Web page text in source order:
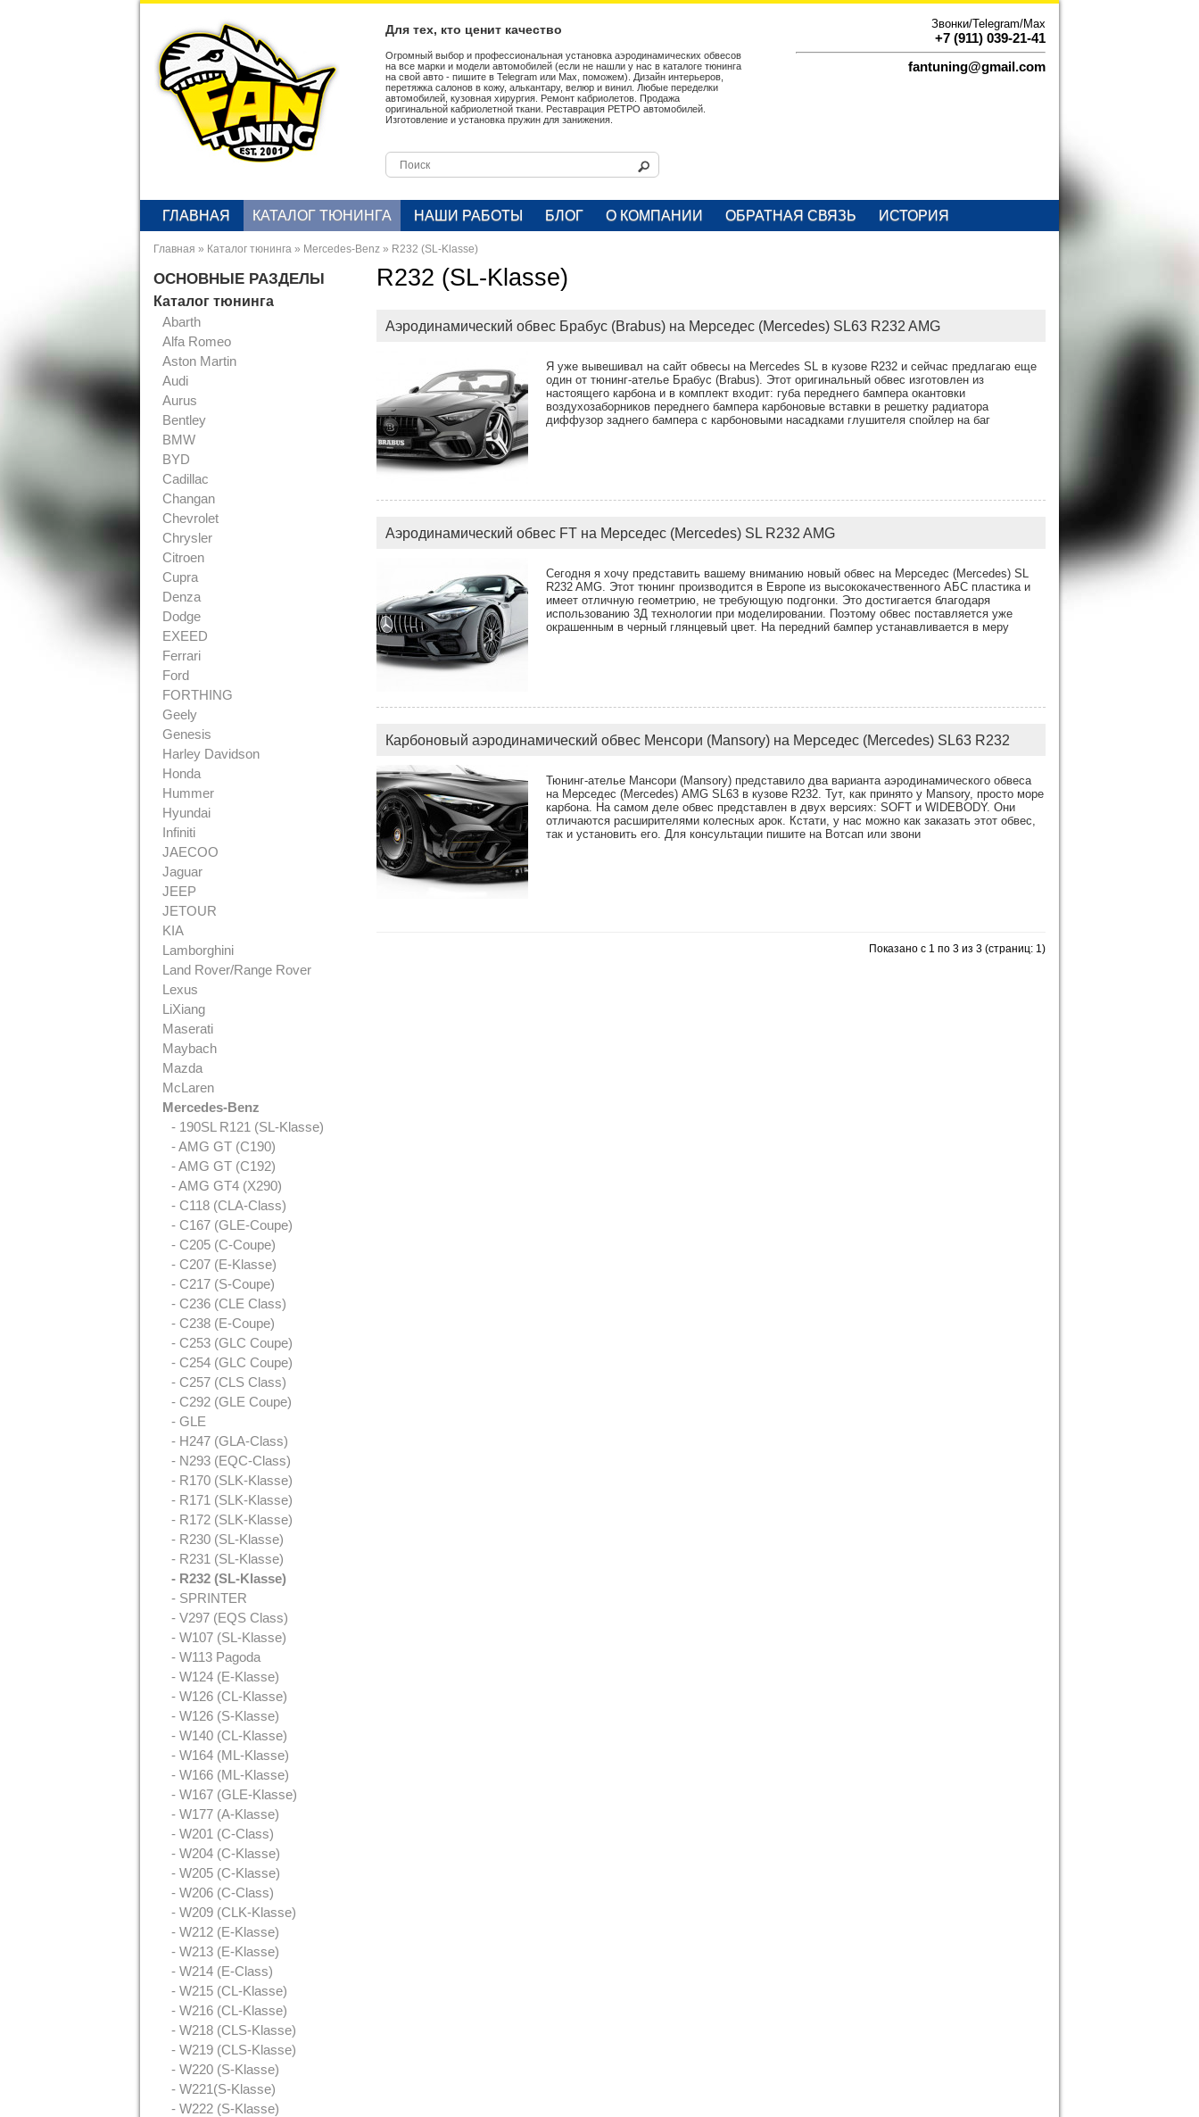
Для тех, кто ценит качество
Огромный выбор и профессиональная установка аэродинамических обвесов
на все марки и модели автомобилей (если не нашли у нас в каталоге тюнинга
на свой авто - пишите в Telegram или Max, поможем). Дизайн интерьеров,
перетяжка салонов в кожу, алькантару, велюр и винил. Любые переделки
автомобилей, кузовная хирургия. Ремонт кабриолетов. Продажа
оригинальной кабриолетной ткани. Реставрация РЕТРО автомобилей.
Изготовление и установка пружин для занижения.
Звонки/Telegram/Max
+7 (911) 039-21-41
fantuning@gmail.com
ГЛАВНАЯ КАТАЛОГ ТЮНИНГА НАШИ РАБОТЫ БЛОГ О КОМПАНИИ ОБРАТНАЯ СВЯЗЬ ИСТОРИЯ
Главная » Каталог тюнинга » Mercedes-Benz » R232 (SL-Klasse)
ОСНОВНЫЕ РАЗДЕЛЫ
Каталог тюнинга
Abarth
Alfa Romeo
Aston Martin
Audi
Aurus
Bentley
BMW
BYD
Cadillac
Changan
Chevrolet
Chrysler
Citroen
Cupra
Denza
Dodge
EXEED
Ferrari
Ford
FORTHING
Geely
Genesis
Harley Davidson
Honda
Hummer
Hyundai
Infiniti
JAECOO
Jaguar
JEEP
JETOUR
KIA
Lamborghini
Land Rover/Range Rover
Lexus
LiXiang
Maserati
Maybach
Mazda
McLaren
Mercedes-Benz
- 190SL R121 (SL-Klasse)
- AMG GT (C190)
- AMG GT (C192)
- AMG GT4 (X290)
- C118 (CLA-Class)
- C167 (GLE-Coupe)
- C205 (C-Coupe)
- C207 (E-Klasse)
- C217 (S-Coupe)
- C236 (CLE Class)
- C238 (E-Coupe)
- C253 (GLC Coupe)
- C254 (GLC Coupe)
- C257 (CLS Class)
- C292 (GLE Coupe)
- GLE
- H247 (GLA-Class)
- N293 (EQC-Class)
- R170 (SLK-Klasse)
- R171 (SLK-Klasse)
- R172 (SLK-Klasse)
- R230 (SL-Klasse)
- R231 (SL-Klasse)
- R232 (SL-Klasse)
- SPRINTER
- V297 (EQS Class)
- W107 (SL-Klasse)
- W113 Pagoda
- W124 (E-Klasse)
- W126 (CL-Klasse)
- W126 (S-Klasse)
- W140 (CL-Klasse)
- W164 (ML-Klasse)
- W166 (ML-Klasse)
- W167 (GLE-Klasse)
- W177 (A-Klasse)
- W201 (C-Class)
- W204 (C-Klasse)
- W205 (C-Klasse)
- W206 (C-Class)
- W209 (CLK-Klasse)
- W212 (E-Klasse)
- W213 (E-Klasse)
- W214 (E-Class)
- W215 (CL-Klasse)
- W216 (CL-Klasse)
- W218 (CLS-Klasse)
- W219 (CLS-Klasse)
- W220 (S-Klasse)
- W221(S-Klasse)
- W222 (S-Klasse)
R232 (SL-Klasse)
Аэродинамический обвес Брабус (Brabus) на Мерседес (Mercedes) SL63 R232 AMG
Я уже вывешивал на сайт обвесы на Mercedes SL в кузове R232 и сейчас предлагаю еще
один от тюнинг-ателье Брабус (Brabus). Этот оригинальный обвес изготовлен из
настоящего карбона и в комплект входит: губа переднего бампера окантовки
воздухозаборников переднего бампера карбоновые вставки в решетку радиатора
диффузор заднего бампера с карбоновыми насадками глушителя спойлер на баг
Аэродинамический обвес FT на Мерседес (Mercedes) SL R232 AMG
Сегодня я хочу представить вашему вниманию новый обвес на Мерседес (Mercedes) SL
R232 AMG. Этот тюнинг производится в Европе из высококачественного АБС пластика и
имеет отличную геометрию, не требующую подгонки. Это достигается благодаря
использованию 3Д технологии при моделировании. Поэтому обвес поставляется уже
окрашенным в черный глянцевый цвет. На передний бампер устанавливается в меру
Карбоновый аэродинамический обвес Менсори (Mansory) на Мерседес (Mercedes) SL63 R232
Тюнинг-ателье Мансори (Mansory) представило два варианта аэродинамического обвеса
на Мерседес (Mercedes) AMG SL63 в кузове R232. Тут, как принято у Mansory, просто море
карбона. На самом деле обвес представлен в двух версиях: SOFT и WIDEBODY. Они
отличаются расширителями колесных арок. Кстати, у нас можно как заказать этот обвес,
так и установить его. Для консультации пишите на Вотсап или звони
Показано с 1 по 3 из 3 (страниц: 1)